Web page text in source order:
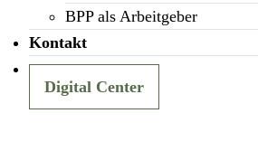
BPP als Arbeitgeber
Kontakt
Digital Center